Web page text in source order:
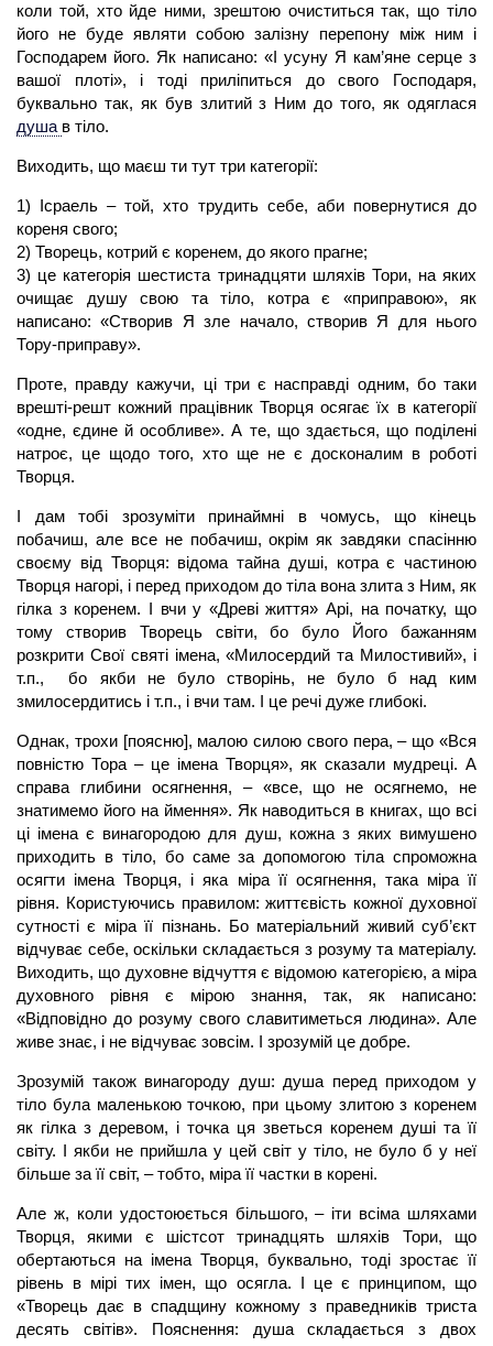
коли той, хто йде ними, зрештою очиститься так, що тіло
його не буде являти собою залізну перепону між ним і
Господарем його. Як написано: «І усуну Я кам’яне серце з
вашої плоті», і тоді приліпиться до свого Господаря,
буквально так, як був злитий з Ним до того, як одяглася
душа в тіло.
Виходить, що маєш ти тут три категорії:
1) Ісраель – той, хто трудить себе, аби повернутися до
кореня свого;
2) Творець, котрий є коренем, до якого прагне;
3) це категорія шестиста тринадцяти шляхів Тори, на яких
очищає душу свою та тіло, котра є «приправою», як
написано: «Створив Я зле начало, створив Я для нього
Тору-приправу».
Проте, правду кажучи, ці три є насправді одним, бо таки
врешті-решт кожний працівник Творця осягає їх в категорії
«одне, єдине й особливе». А те, що здається, що поділені
натроє, це щодо того, хто ще не є досконалим в роботі
Творця.
І дам тобі зрозуміти принаймні в чомусь, що кінець
побачиш, але все не побачиш, окрім як завдяки спасінню
своєму від Творця: відома тайна душі, котра є частиною
Творця нагорі, і перед приходом до тіла вона злита з Ним, як
гілка з коренем. І вчи у «Древі життя» Арі, на початку, що
тому створив Творець світи, бо було Його бажанням
розкрити Свої святі імена, «Милосердий та Милостивий», і
т.п., бо якби не було створінь, не було б над ким
змилосердитись і т.п., і вчи там. І це речі дуже глибокі.
Однак, трохи [поясню], малою силою свого пера, – що «Вся
повністю Тора – це імена Творця», як сказали мудреці. А
справа глибини осягнення, – «все, що не осягнемо, не
знатимемо його на ймення». Як наводиться в книгах, що всі
ці імена є винагородою для душ, кожна з яких вимушено
приходить в тіло, бо саме за допомогою тіла спроможна
осягти імена Творця, і яка міра її осягнення, така міра її
рівня. Користуючись правилом: життєвість кожної духовної
сутності є міра її пізнань. Бо матеріальний живий суб’єкт
відчуває себе, оскільки складається з розуму та матеріалу.
Виходить, що духовне відчуття є відомою категорією, а міра
духовного рівня є мірою знання, так, як написано:
«Відповідно до розуму свого славитиметься людина». Але
живе знає, і не відчуває зовсім. І зрозумій це добре.
Зрозумій також винагороду душ: душа перед приходом у
тіло була маленькою точкою, при цьому злитою з коренем
як гілка з деревом, і точка ця зветься коренем душі та її
світу. І якби не прийшла у цей світ у тіло, не було б у неї
більше за її світ, – тобто, міра її частки в корені.
Але ж, коли удостоюється більшого, – іти всіма шляхами
Творця, якими є шістсот тринадцять шляхів Тори, що
обертаються на імена Творця, буквально, тоді зростає її
рівень в мірі тих імен, що осягла. І це є принципом, що
«Творець дає в спадщину кожному з праведників триста
десять світів». Пояснення: душаскладається з двох